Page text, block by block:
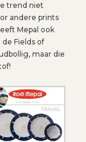
trend niet
andere prints
Mepal ook
Fields of
maar die